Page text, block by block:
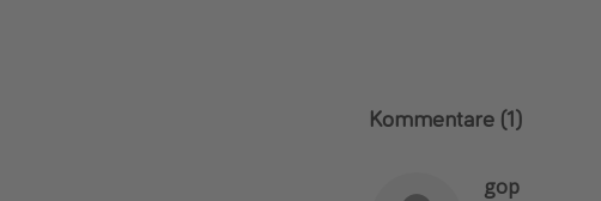
Kommentare (1)
gop